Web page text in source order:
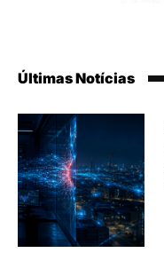
Últimas Notícias